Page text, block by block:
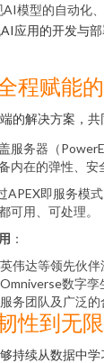
AI模型的自动化
应用的开发与
程赋能
的解决方案，共
服务器（
内在的弹性、
APEX即服务模
可用、可处理。
：
伟达等领先伙
Omniverse数字
务团队及广泛
性到无
持续从数据中